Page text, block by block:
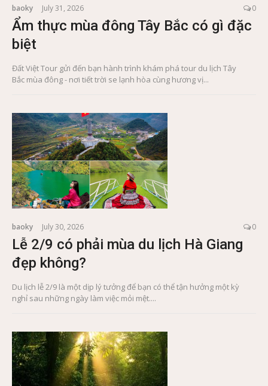
baoky July 31, 2026 0
Ẩm thực mùa đông Tây Bắc có gì đặc
biệt
Đất Việt Tour gửi đến bạn hành trình khám phá tour du lịch Tây
Bắc mùa đông - nơi tiết trời se lạnh hòa cùng hương vị...
baoky July 30, 2026 0
Lễ 2/9 có phải mùa du lịch Hà Giang
đẹp không?
Du lịch lễ 2/9 là một dịp lý tưởng để bạn có thể tận hưởng một kỳ
nghỉ sau những ngày làm việc mỏi mệt....